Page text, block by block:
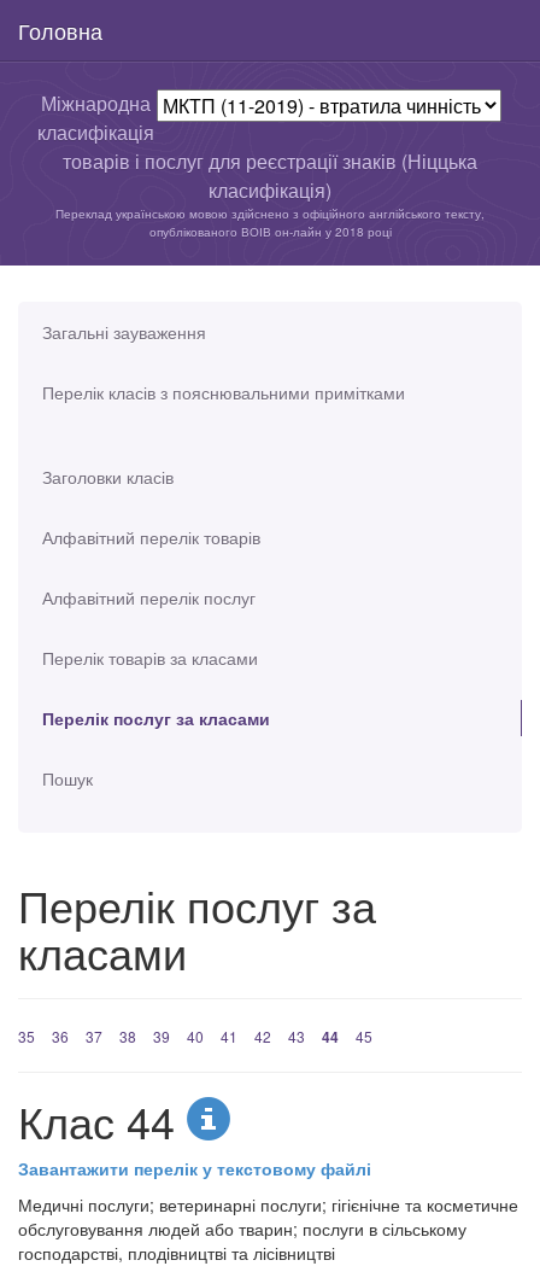
Головна
Міжнародна
класифікація
товарів і послуг для реєстрації знаків (Ніццька
класифікація)
Переклад українською мовою здійснено з офіційного англійського тексту,
опублікованого ВОІВ он-лайн у 2018 році
Загальні зауваження
Перелік класів з пояснювальними примітками
Заголовки класів
Алфавітний перелік товарів
Алфавітний перелік послуг
Перелік товарів за класами
Перелік послуг за класами
Пошук
Перелік послуг за
класами
35 36 37 38 39 40 41 42 43 44 45
Клас 44
Завантажити перелік у текстовому файлі
Медичні послуги; ветеринарні послуги; гігієнічне та косметичне
обслуговування людей або тварин; послуги в сільському
господарстві, плодівництві та лісівництві